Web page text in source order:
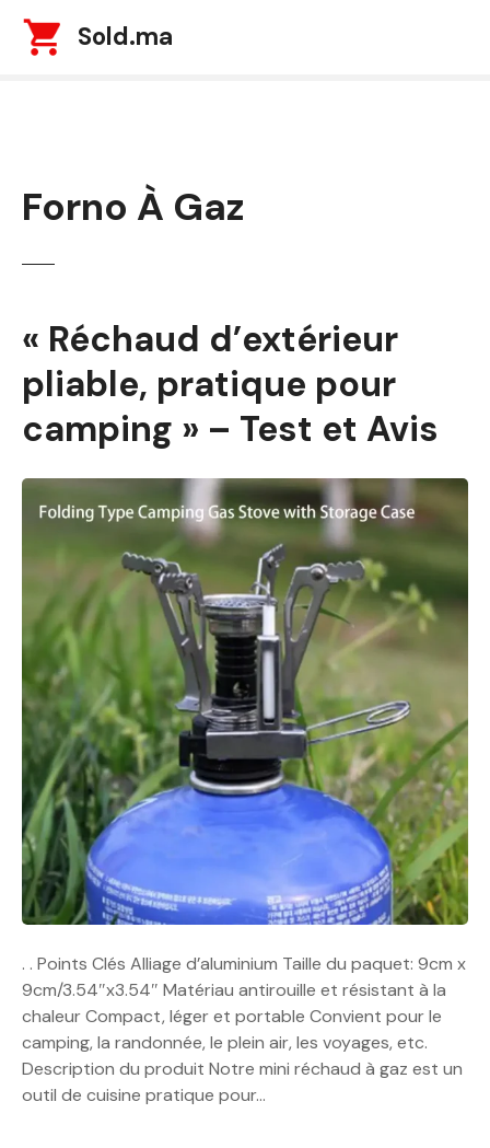
Sold.ma
Forno À Gaz
« Réchaud d’extérieur
pliable, pratique pour
camping » – Test et Avis
. . Points Clés Alliage d’aluminium Taille du paquet: 9cm x
9cm/3.54″x3.54″ Matériau antirouille et résistant à la
chaleur Compact, léger et portable Convient pour le
camping, la randonnée, le plein air, les voyages, etc.
Description du produit Notre mini réchaud à gaz est un
outil de cuisine pratique pour…